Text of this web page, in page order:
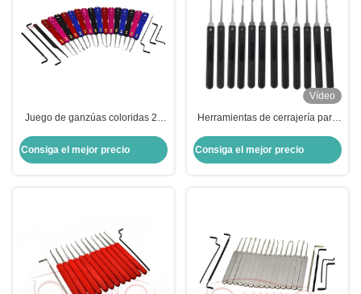
Juego de ganzúas coloridas 22
oxidación, kit de ganzúas
automáticas, herramientas de
Consiga el mejor precio
Vídeo
Herramientas de cerrajería para
práctica transparente para fines
de aprendizaje,12 Pieces Of
Consiga el mejor precio